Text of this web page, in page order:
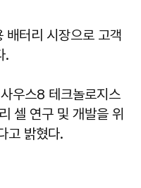
배터리 시장으로 고객
.
우스8 테크놀로지스
셀 연구 및 개발을 위
고 밝혔다.